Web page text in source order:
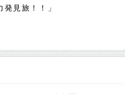
見旅！！」